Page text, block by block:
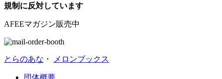
規制に反対しています
AFEEマガジン販売中
とらのあな ・ メロンブックス
団体概要